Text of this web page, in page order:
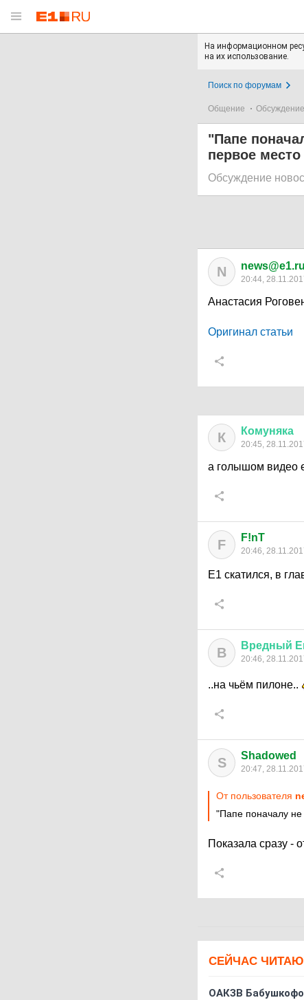
На информационном
на их использование.
Поиск по форумам
Общение
"Папе
первое
Обсуждение
N news@e1.ru
20:44,
Анастасия
Оригинал статьи
К Комуняка
20:45,
а голышом видео
F F!nT
20:46,
Е1 скатился, в
В Вредный
20:46,
..на чьём пилоне..
S Shadowed
20:47,
От пользователя
"Папе поначалу не
Показала сразу -
СЕЙЧАС
ОАКЗВ